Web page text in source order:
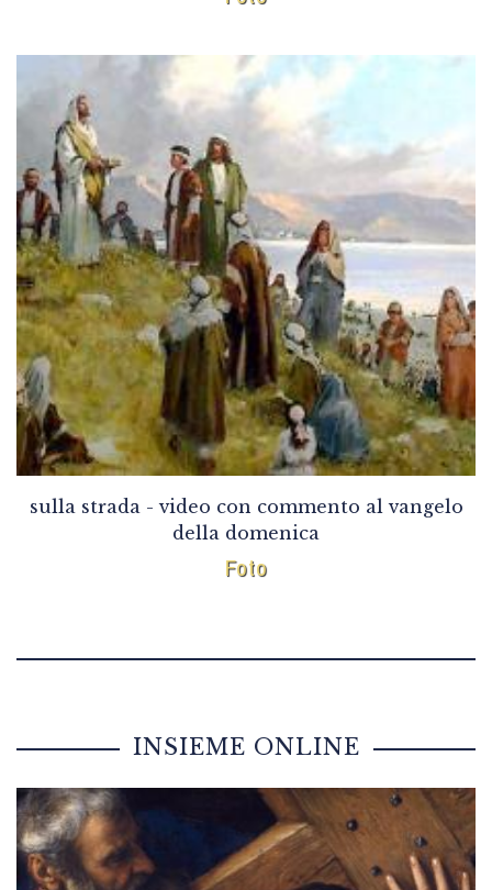
sulla strada - video con commento al vangelo
della domenica
Foto
INSIEME ONLINE